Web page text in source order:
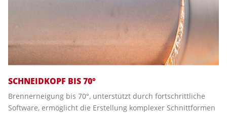
SCHNEIDKOPF BIS 70°
Brennerneigung bis 70°, unterstützt durch fortschrittliche
Software, ermöglicht die Erstellung komplexer Schnittformen